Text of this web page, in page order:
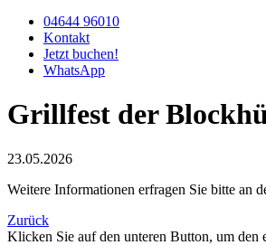
04644 96010
Kontakt
Jetzt buchen!
WhatsApp
Grillfest der
23.05.2026
Weitere Informationen erfragen Sie bitte an
Zurück
Klicken Sie auf den unteren Button, um den